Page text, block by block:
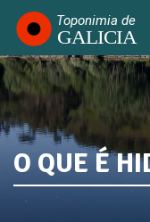
Passar
para
conteúdo
principal
O QUE É